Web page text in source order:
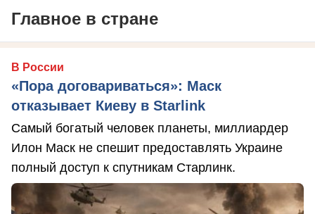
Главное в стране
В России
«Пора договариваться»: Маск
отказывает Киеву в Starlink
Самый богатый человек планеты, миллиардер
Илон Маск не спешит предоставлять Украине
полный доступ к спутникам Старлинк.